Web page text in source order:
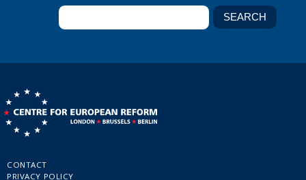
CONTACT
PRIVACY POLICY